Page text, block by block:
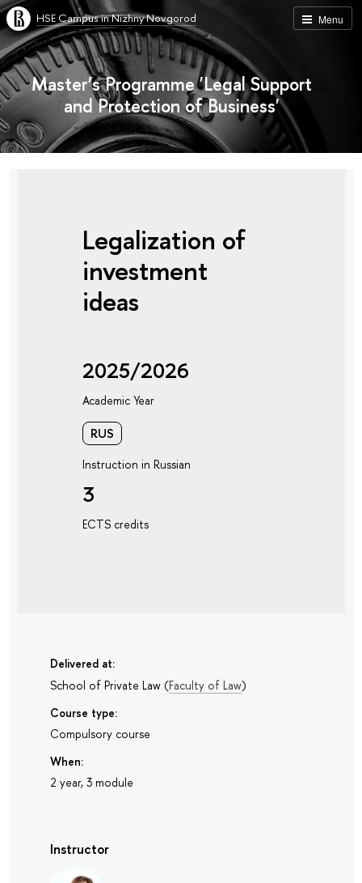
Menu
HSE Campus in Nizhny Novgorod
Master’s Programme 'Legal Support
and Protection of Business'
Legalization of
investment
ideas
2025/2026
Academic Year
RUS
Instruction in Russian
3
ECTS credits
Delivered at:
School of Private Law(Faculty of Law)
Course type:
Compulsory course
When:
2 year, 3 module
Instructor